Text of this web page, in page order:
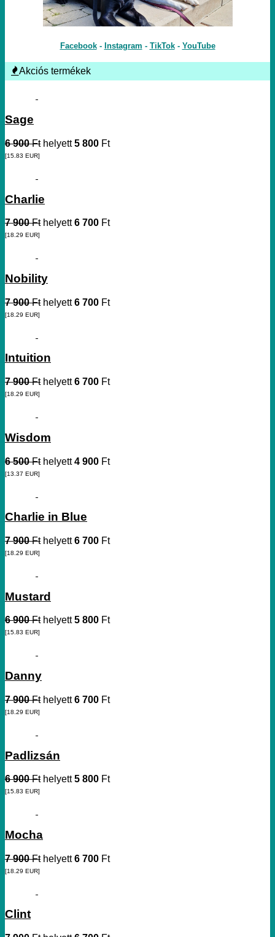
Facebook- Instagram - TikTok- YouTube
Akciós termékek
Sage
6 900 Fthelyett5 800 Ft
[15.83 EUR]
Charlie
7 900 Fthelyett6 700 Ft
[18.29 EUR]
Nobility
7 900 Fthelyett6 700 Ft
[18.29 EUR]
Intuition
7 900 Fthelyett6 700 Ft
[18.29 EUR]
Wisdom
6 500 Fthelyett4 900 Ft
[13.37 EUR]
Charlie in Blue
7 900 Fthelyett6 700 Ft
[18.29 EUR]
Mustard
6 900 Fthelyett5 800 Ft
[15.83 EUR]
Danny
7 900 Fthelyett6 700 Ft
[18.29 EUR]
Padlizsán
6 900 Fthelyett5 800 Ft
[15.83 EUR]
Mocha
7 900 Fthelyett6 700 Ft
[18.29 EUR]
Clint